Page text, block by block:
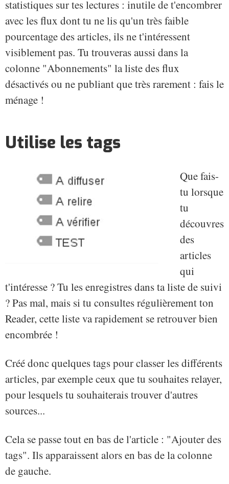
statistiques sur tes lectures : inutile de t'encombrer
avec les flux dont tu ne lis qu'un très faible
pourcentage des articles, ils ne t'intéressent
visiblement pas. Tu trouveras aussi dans la
colonne "Abonnements" la liste des flux
désactivés ou ne publiant que très rarement : fais le
ménage !
Utilise les tags
Que fais-
tu lorsque
tu
découvres
des
articles
qui
t'intéresse ? Tu les enregistres dans ta liste de suivi
? Pas mal, mais si tu consultes régulièrement ton
Reader, cette liste va rapidement se retrouver bien
encombrée !
Créé donc quelques tags pour classer les différents
articles, par exemple ceux que tu souhaites relayer,
pour lesquels tu souhaiterais trouver d'autres
sources...
Cela se passe tout en bas de l'article : "Ajouter des
tags". Ils apparaissent alors en bas de la colonne
de gauche.